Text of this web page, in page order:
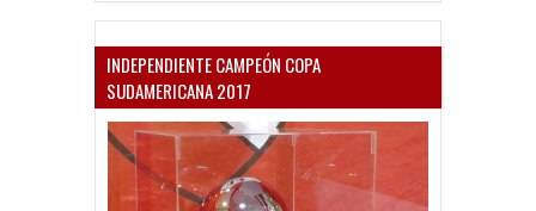
INDEPENDIENTE CAMPEÓN COPA
SUDAMERICANA 2017